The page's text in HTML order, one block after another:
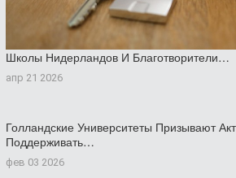
Школы Нидерландов И Благотворители…
апр 21 2026
Голландские Университеты Призывают
Поддерживать…
фев 03 2026